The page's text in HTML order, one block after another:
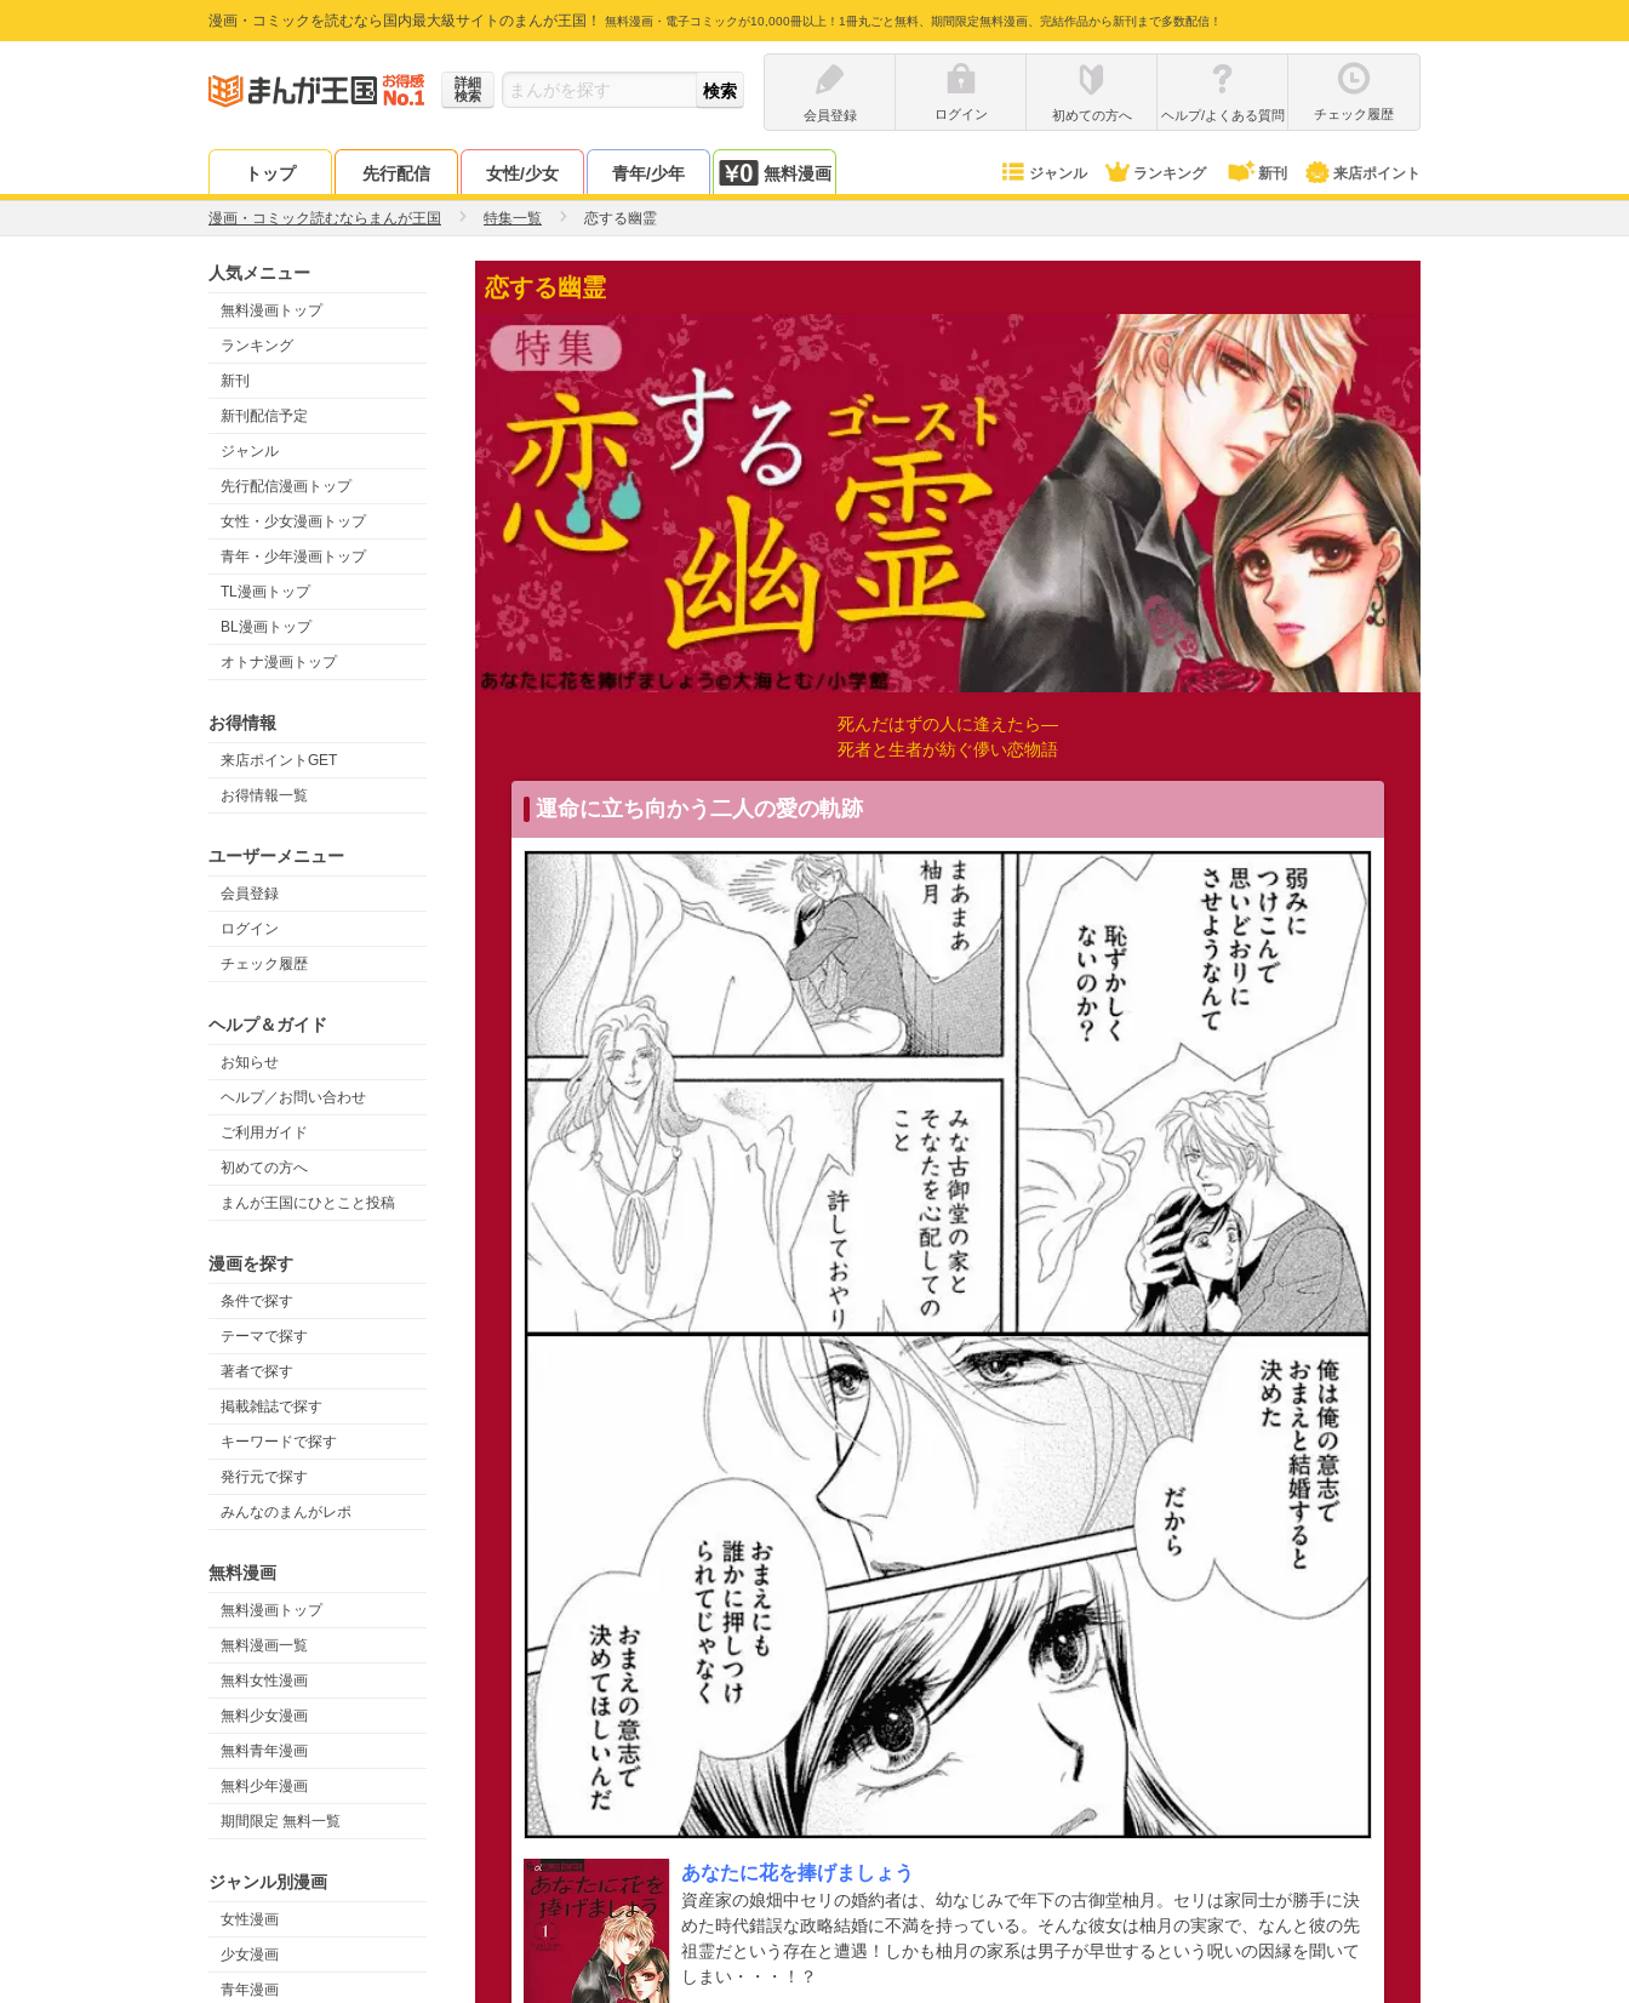
漫画・コミックを読むなら国内最大級サイトのまんが王国！ 無料漫画・電子コミックが10,000冊以上！1冊丸ごと無料、期間限定無料漫画、完結作品から新刊まで多数配信！
詳細
検索
会員登録
ログイン 初めての方へ ヘルプ/よくある質問 チェック履歴
トップ 先行配信 女性/少女 青年/少年 無料漫画 ジャンル ランキング 新刊 来店ポイント
漫画・コミック読むならまんが王国 特集一覧 恋する幽霊
人気メニュー
無料漫画トップ
ランキング
新刊
新刊配信予定
ジャンル
先行配信漫画トップ
女性・少女漫画トップ
青年・少年漫画トップ
TL漫画トップ
BL漫画トップ
オトナ漫画トップ
お得情報
来店ポイントGET
お得情報一覧
ユーザーメニュー
会員登録
ログイン
チェック履歴
ヘルプ＆ガイド
お知らせ
ヘルプ／お問い合わせ
ご利用ガイド
初めての方へ
まんが王国にひとこと投稿
漫画を探す
条件で探す
テーマで探す
著者で探す
掲載雑誌で探す
キーワードで探す
発行元で探す
みんなのまんがレポ
無料漫画
無料漫画トップ
無料漫画一覧
無料女性漫画
無料少女漫画
無料青年漫画
無料少年漫画
期間限定 無料一覧
ジャンル別漫画
女性漫画
少女漫画
青年漫画
恋する幽霊
死んだはずの人に逢えたら―
死者と生者が紡ぐ儚い恋物語
運命に立ち向かう二人の愛の軌跡
あなたに花を捧げましょう
資産家の娘畑中セリの婚約者は、幼なじみで年下の古御堂柚月。セリは家同士が勝手に決
めた時代錯誤な政略結婚に不満を持っている。そんな彼女は柚月の実家で、なんと彼の先
祖霊だという存在と遭遇！しかも柚月の家系は男子が早世するという呪いの因縁を聞いて
しまい・・・！？